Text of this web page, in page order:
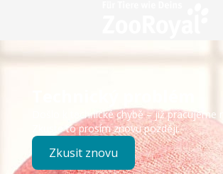
Došlo k technické chybě – již pracujeme
Zkuste to prosím znovu později.
Zkusit znovu